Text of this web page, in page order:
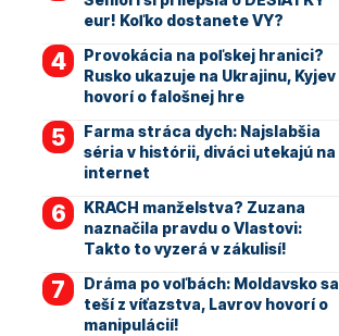
eur! Koľko dostanete VY?
Provokácia na poľskej hranici?
Rusko ukazuje na Ukrajinu, Kyjev
hovorí o falošnej hre
Farma stráca dych: Najslabšia
séria v histórii, diváci utekajú na
internet
KRACH manželstva? Zuzana
naznačila pravdu o Vlastovi:
Takto to vyzerá v zákulisí!
Dráma po voľbách: Moldavsko sa
teší z víťazstva, Lavrov hovorí o
manipulácií!